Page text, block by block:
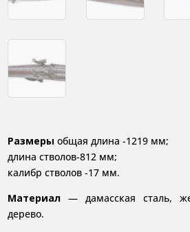
Размеры общая длина -1219 мм;
длина стволов-812 мм;
калибр стволов -17 мм.
Материал— дамасская сталь,
дерево.